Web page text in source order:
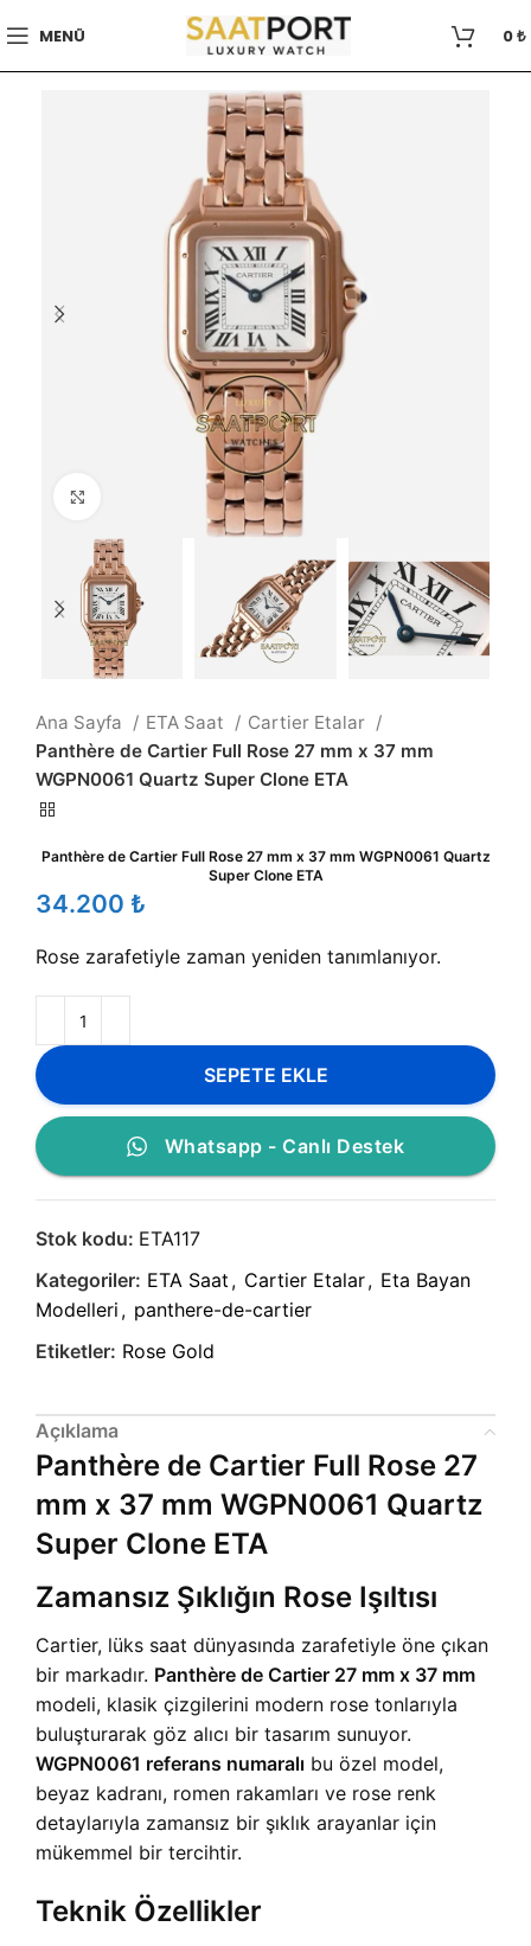
MENÜ 0₺
Büyütmek için tıklayın
Ana Sayfa ETA Saat
Cartier Etalar
Panthère de Cartier Full Rose 27 mm x 37 mm
WGPN0061 Quartz Super Clone ETA
Panthère de Cartier Full Rose 27 mm x 37 mm WGPN0061 Quartz
Super Clone ETA
₺
Rose zarafetiyle zaman yeniden tanımlanıyor.
SEPETE EKLE
Whatsapp - Canlı Destek
Stok kodu: ETA117
Kategoriler: ETA Saat , Cartier Etalar, Eta Bayan
Modelleri , panthere-de-cartier
Etiketler: Rose Gold
Açıklama
Panthère de Cartier Full Rose 27
mm x 37 mm WGPN0061 Quartz
Super Clone ETA
Zamansız Şıklığın Rose Işıltısı
Cartier, lüks saat dünyasında zarafetiyle öne çıkan
bir markadır. Panthère de Cartier 27 mm x 37 mm
modeli, klasik çizgilerini modern rose tonlarıyla
buluşturarak göz alıcı bir tasarım sunuyor.
WGPN0061 referans numaralı bu özel model,
beyaz kadranı, romen rakamları ve rose renk
detaylarıyla zamansız bir şıklık arayanlar için
mükemmel bir tercihtir.
Teknik Özellikler